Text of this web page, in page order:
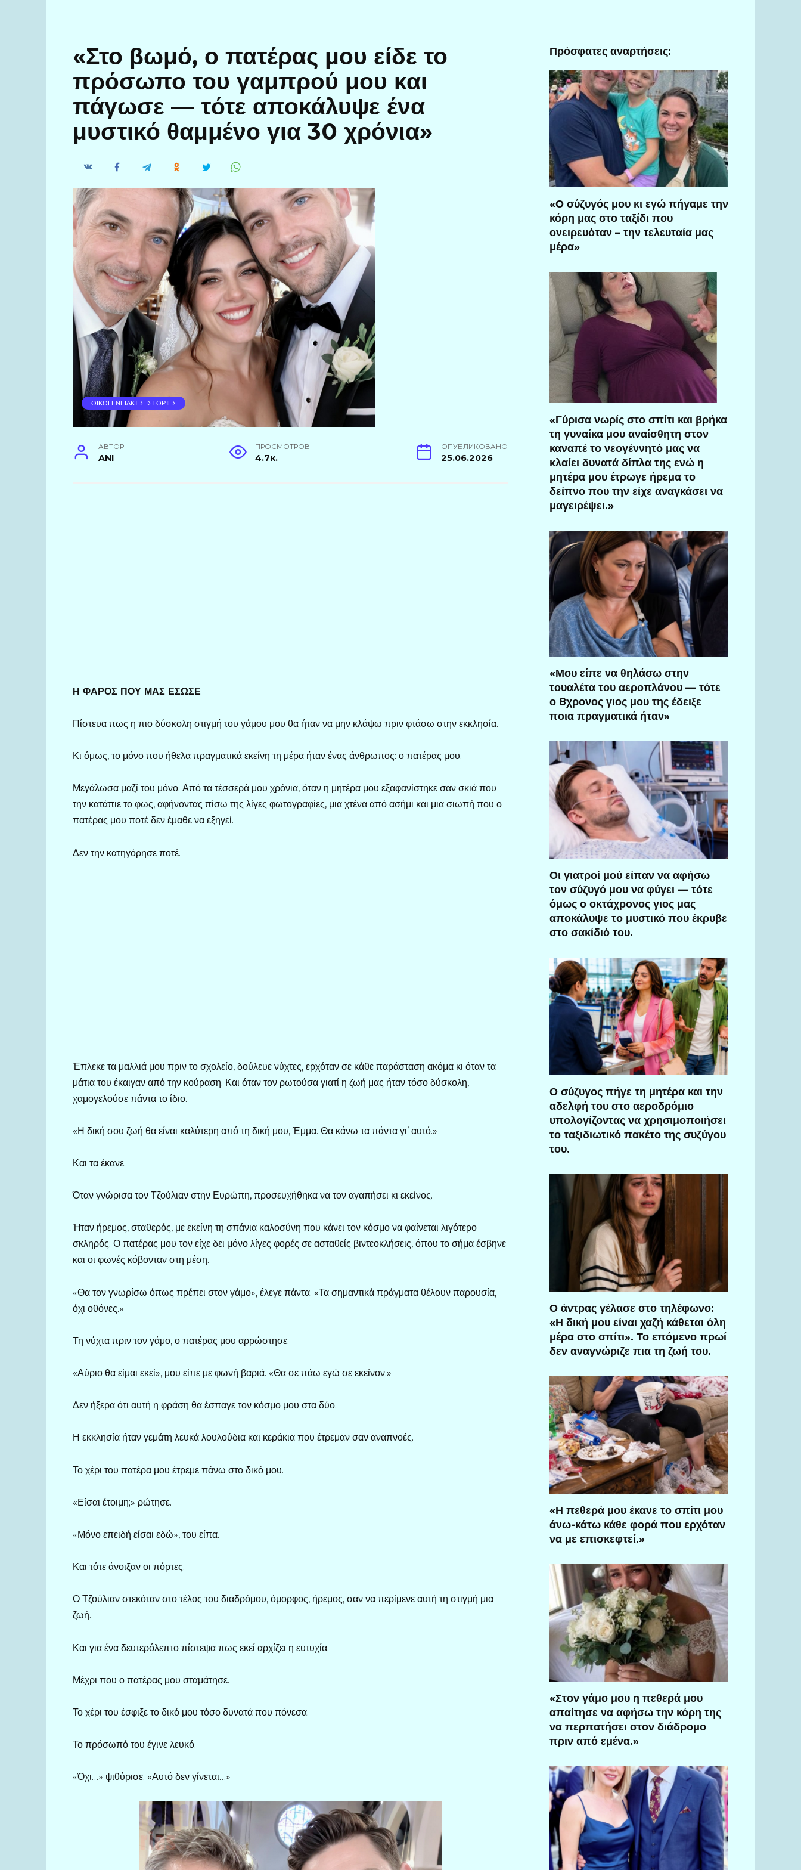
«Στο βωμό, ο πατέρας μου είδε το
πρόσωπο του γαμπρού μου και
πάγωσε — τότε αποκάλυψε ένα
μυστικό θαμμένο για 30 χρόνια»
ΟΙΚΟΓΕΝΕΙΑΚΈΣ ΙΣΤΟΡΊΕΣ
АВТОР
ANI
ПРОСМОТРОВ
4.7к.
ОПУБЛИКОВАНО
25.06.2026
Η ΦΑΡΟΣ ΠΟΥ ΜΑΣ ΕΣΩΣΕ
Πίστευα πως η πιο δύσκολη στιγμή του γάμου μου θα ήταν να μην κλάψω πριν φτάσω στην εκκλησία.
Κι όμως, το μόνο που ήθελα πραγματικά εκείνη τη μέρα ήταν ένας άνθρωπος: ο πατέρας μου.
Μεγάλωσα μαζί του μόνο. Από τα τέσσερά μου χρόνια, όταν η μητέρα μου εξαφανίστηκε σαν σκιά που
την κατάπιε το φως, αφήνοντας πίσω της λίγες φωτογραφίες, μια χτένα από ασήμι και μια σιωπή που ο
πατέρας μου ποτέ δεν έμαθε να εξηγεί.
Δεν την κατηγόρησε ποτέ.
Έπλεκε τα μαλλιά μου πριν το σχολείο, δούλευε νύχτες, ερχόταν σε κάθε παράσταση ακόμα κι όταν τα
μάτια του έκαιγαν από την κούραση. Και όταν τον ρωτούσα γιατί η ζωή μας ήταν τόσο δύσκολη,
χαμογελούσε πάντα το ίδιο.
«Η δική σου ζωή θα είναι καλύτερη από τη δική μου, Έμμα. Θα κάνω τα πάντα γι’ αυτό.»
Και τα έκανε.
Όταν γνώρισα τον Τζούλιαν στην Ευρώπη, προσευχήθηκα να τον αγαπήσει κι εκείνος.
Ήταν ήρεμος, σταθερός, με εκείνη τη σπάνια καλοσύνη που κάνει τον κόσμο να φαίνεται λιγότερο
σκληρός. Ο πατέρας μου τον είχε δει μόνο λίγες φορές σε ασταθείς βιντεοκλήσεις, όπου το σήμα έσβηνε
και οι φωνές κόβονταν στη μέση.
«Θα τον γνωρίσω όπως πρέπει στον γάμο», έλεγε πάντα. «Τα σημαντικά πράγματα θέλουν παρουσία,
όχι οθόνες.»
Τη νύχτα πριν τον γάμο, ο πατέρας μου αρρώστησε.
«Αύριο θα είμαι εκεί», μου είπε με φωνή βαριά. «Θα σε πάω εγώ σε εκείνον.»
Δεν ήξερα ότι αυτή η φράση θα έσπαγε τον κόσμο μου στα δύο.
Η εκκλησία ήταν γεμάτη λευκά λουλούδια και κεράκια που έτρεμαν σαν αναπνοές.
Το χέρι του πατέρα μου έτρεμε πάνω στο δικό μου.
«Είσαι έτοιμη;» ρώτησε.
«Μόνο επειδή είσαι εδώ», του είπα.
Και τότε άνοιξαν οι πόρτες.
Ο Τζούλιαν στεκόταν στο τέλος του διαδρόμου, όμορφος, ήρεμος, σαν να περίμενε αυτή τη στιγμή μια
ζωή.
Και για ένα δευτερόλεπτο πίστεψα πως εκεί αρχίζει η ευτυχία.
Μέχρι που ο πατέρας μου σταμάτησε.
Το χέρι του έσφιξε το δικό μου τόσο δυνατά που πόνεσα.
Το πρόσωπό του έγινε λευκό.
«Όχι…» ψιθύρισε. «Αυτό δεν γίνεται…»
Πρόσφατες αναρτήσεις:
«Ο σύζυγός μου κι εγώ πήγαμε την
κόρη μας στο ταξίδι που
ονειρευόταν – την τελευταία μας
μέρα»
«Γύρισα νωρίς στο σπίτι και βρήκα
τη γυναίκα μου αναίσθητη στον
καναπέ το νεογέννητό μας να
κλαίει δυνατά δίπλα της ενώ η
μητέρα μου έτρωγε ήρεμα το
δείπνο που την είχε αναγκάσει να
μαγειρέψει.»
«Μου είπε να θηλάσω στην
τουαλέτα του αεροπλάνου — τότε
ο 8χρονος γιος μου της έδειξε
ποια πραγματικά ήταν»
Οι γιατροί μού είπαν να αφήσω
τον σύζυγό μου να φύγει — τότε
όμως ο οκτάχρονος γιος μας
αποκάλυψε το μυστικό που έκρυβε
στο σακίδιό του.
Ο σύζυγος πήγε τη μητέρα και την
αδελφή του στο αεροδρόμιο
υπολογίζοντας να χρησιμοποιήσει
το ταξιδιωτικό πακέτο της συζύγου
του.
Ο άντρας γέλασε στο τηλέφωνο:
«Η δική μου είναι χαζή κάθεται όλη
μέρα στο σπίτι». Το επόμενο πρωί
δεν αναγνώριζε πια τη ζωή του.
«Η πεθερά μου έκανε το σπίτι μου
άνω-κάτω κάθε φορά που ερχόταν
να με επισκεφτεί.»
«Στον γάμο μου η πεθερά μου
απαίτησε να αφήσω την κόρη της
να περπατήσει στον διάδρομο
πριν από εμένα.»